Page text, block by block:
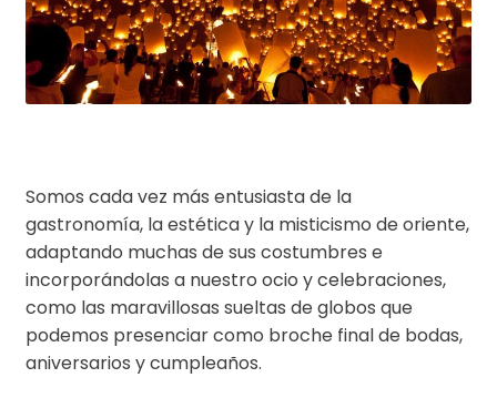
Somos cada vez más entusiasta de la
gastronomía, la estética y la misticismo de oriente,
adaptando muchas de sus costumbres e
incorporándolas a nuestro ocio y celebraciones,
como las maravillosas sueltas de globos que
podemos presenciar como broche final de bodas,
aniversarios y cumpleaños.